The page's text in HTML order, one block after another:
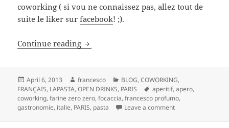
coworking ( si vou ne connaissez pas, allez tout de
suite le liker surfacebook! ;).
Continue reading open drink #4 at SUPERBELLEVILLE
Posted
on
April 6, 2013 Author
francesco Categories
BLOG,COWORKING,
FRANÇAIS, LAPASTA,OPEN DRINKS, PARIS Tags
aperitif,apero,
coworking,farine zero zero,focaccia,francesco profumo,
gastronomie, italie, PARIS, pasta Leave a commenton open drink #4